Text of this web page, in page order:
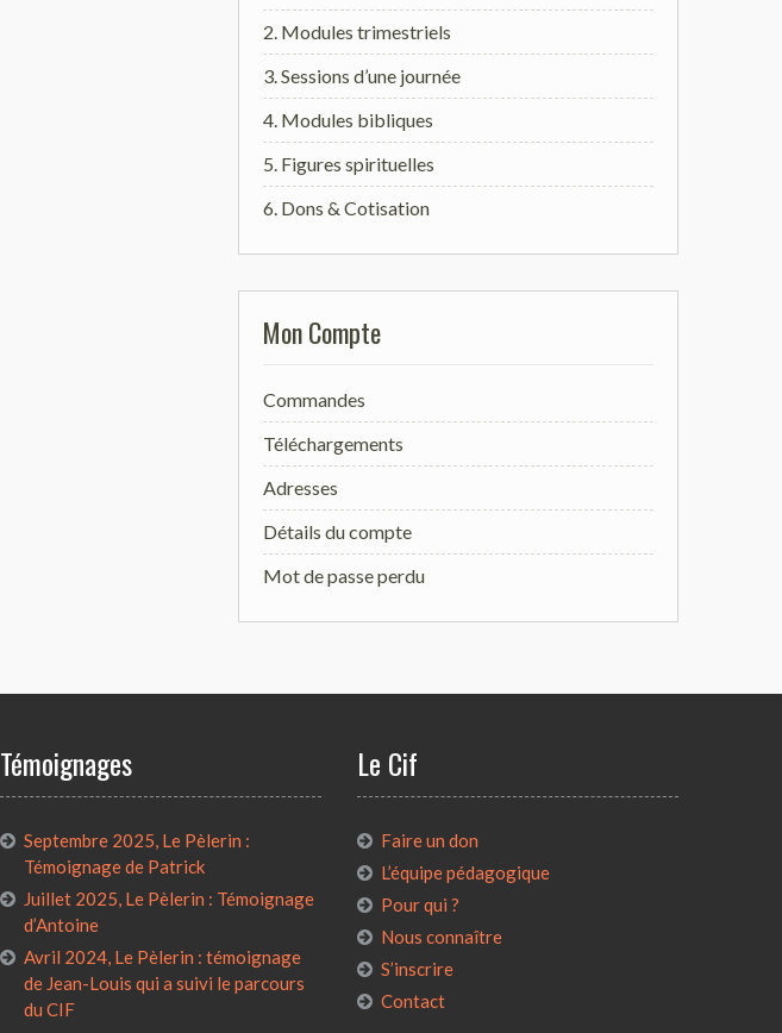
2. Modules trimestriels
3. Sessions d’une journée
4. Modules bibliques
5. Figures spirituelles
6. Dons & Cotisation
Mon Compte
Commandes
Téléchargements
Adresses
Détails du compte
Mot de passe perdu
Témoignages
Septembre 2025, Le Pèlerin :
Témoignage de Patrick
Juillet 2025, Le Pèlerin : Témoignage
d’Antoine
Avril 2024, Le Pèlerin : témoignage
de Jean-Louis qui a suivi le parcours
du CIF
Le Cif
Faire un don
L’équipe pédagogique
Pour qui ?
Nous connaître
S’inscrire
Contact